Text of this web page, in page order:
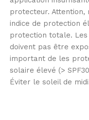
protecteur. Attention,
indice de protection
protection totale.
doivent pas être
important de les
solaire élevé (>
Éviter le soleil de